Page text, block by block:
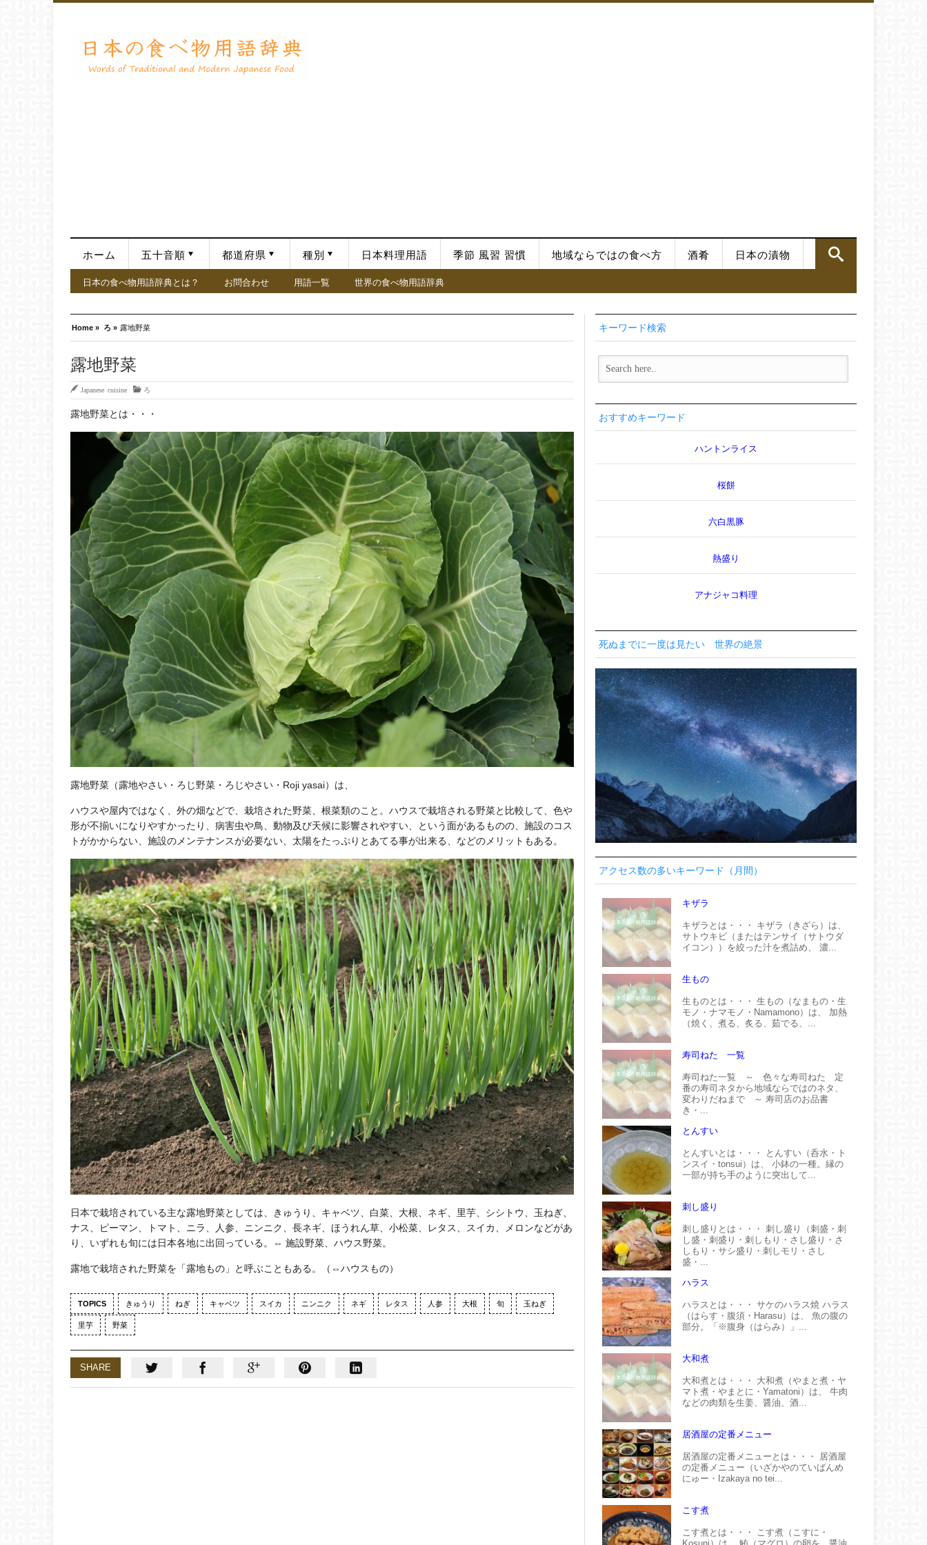
ホーム 五十音順 都道府県 種別 日本料理用語 季節 風習 習慣 地域ならではの食べ方 酒肴 日本の漬物
日本の食べ物用語辞典とは？ お問合わせ 用語一覧 世界の食べ物用語辞典
Home » ろ » 露地野菜
露地野菜
Japanese cuisine ろ
露地野菜とは・・・
露地野菜（露地やさい・ろじ野菜・ろじやさい・Roji yasai）は、
ハウスや屋内ではなく、外の畑などで、栽培された野菜、根菜類のこと。ハウスで栽培される野菜と比較して、色や
形が不揃いになりやすかったり、病害虫や鳥、動物及び天候に影響されやすい、という面があるものの、施設のコス
トがかからない、施設のメンテナンスが必要ない、太陽をたっぷりとあてる事が出来る、などのメリットもある。
日本で栽培されている主な露地野菜としては、きゅうり、キャベツ、白菜、大根、ネギ、里芋、シシトウ、玉ねぎ、
ナス、ピーマン、トマト、ニラ、人参、ニンニク、長ネギ、ほうれん草、小松菜、レタス、スイカ、メロンなどがあ
り、いずれも旬には日本各地に出回っている。⇔ 施設野菜、ハウス野菜。
露地で栽培された野菜を「露地もの」と呼ぶこともある。（⇔ハウスもの）
TOPICS きゅうり ねぎ キャベツ スイカ ニンニク ネギ レタス 人参 大根 旬 玉ねぎ
里芋 野菜
SHARE
キーワード検索
おすすめキーワード
ハントンライス
桜餅
六白黒豚
熱盛り
アナジャコ料理
死ぬまでに一度は見たい 世界の絶景
アクセス数の多いキーワード（月間）
キザラ
キザラとは・・・ キザラ（きざら）は、
サトウキビ（またはテンサイ（サトウダ
イコン））を絞った汁を煮詰め、 濃...
生もの
生ものとは・・・ 生もの（なまもの・生
モノ・ナマモノ・Namamono）は、 加熱
（焼く、煮る、炙る、茹でる、...
寿司ねた 一覧
寿司ねた一覧 ～ 色々な寿司ねた 定
番の寿司ネタから地域ならではのネタ、
変わりだねまで ～ 寿司店のお品書
き・...
とんすい
とんすいとは・・・ とんすい（呑水・ト
ンスイ・tonsui）は、 小鉢の一種。縁の
一部が持ち手のように突出して...
刺し盛り
刺し盛りとは・・・ 刺し盛り（刺盛・刺
し盛・刺盛り・刺しもり・さし盛り・さ
しもり・サシ盛り・刺しモリ・さし
盛・...
ハラス
ハラスとは・・・ サケのハラス焼 ハラス
（はらす・腹須・Harasu）は、 魚の腹の
部分。「※腹身（はらみ）」...
大和煮
大和煮とは・・・ 大和煮（やまと煮・ヤ
マト煮・やまとに・Yamatoni）は、 牛肉
などの肉類を生姜、醤油、酒...
居酒屋の定番メニュー
居酒屋の定番メニューとは・・・ 居酒屋
の定番メニュー（いざかやのていばんめ
にゅー・Izakaya no tei...
こす煮
こす煮とは・・・ こす煮（こすに・
Kosuni）は、 鮪（マグロ）の卵を、醤油